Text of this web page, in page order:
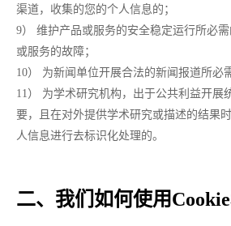
渠道，收集的您的个人信息的；
9） 维护产品或服务的安全稳定运行所必
或服务的故障；
10） 为新闻单位开展合法的新闻报道所必
11） 为学术研究机构，出于公共利益开展
要，且在对外提供学术研究或描述的结果
人信息进行去标识化处理的。
二、我们如何使用